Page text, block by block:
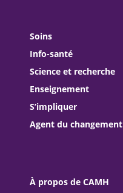
Soins
Info-santé
Science et recherche
Enseignement
S’impliquer
Agent du changement
À propos de CAMH